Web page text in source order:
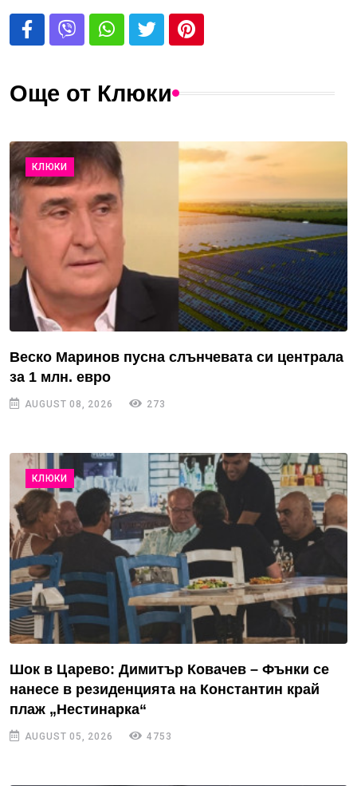
Още от Клюки
КЛЮКИ
Веско Маринов пусна слънчевата си централа
за 1 млн. евро
AUGUST 08, 2026 273
КЛЮКИ
Шок в Царево: Димитър Ковачев – Фънки се
нанесе в резиденцията на Константин край
плаж „Нестинарка“
AUGUST 05, 2026 4753